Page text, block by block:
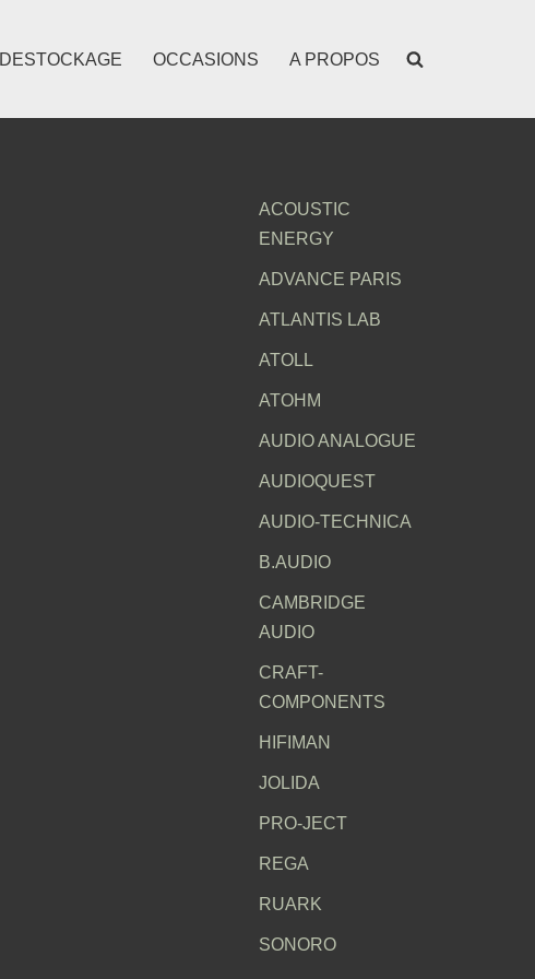
DESTOCKAGE OCCASIONS A PROPOS
ACOUSTIC
ENERGY
ADVANCE PARIS
ATLANTIS LAB
ATOLL
ATOHM
AUDIO ANALOGUE
AUDIOQUEST
AUDIO-TECHNICA
B.AUDIO
CAMBRIDGE
AUDIO
CRAFT-
COMPONENTS
HIFIMAN
JOLIDA
PRO-JECT
REGA
RUARK
SONORO